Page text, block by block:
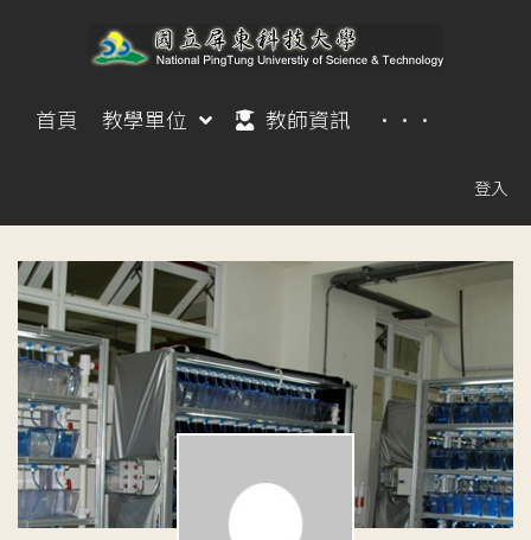
首頁 教學單位 教師資訊 ···
登入